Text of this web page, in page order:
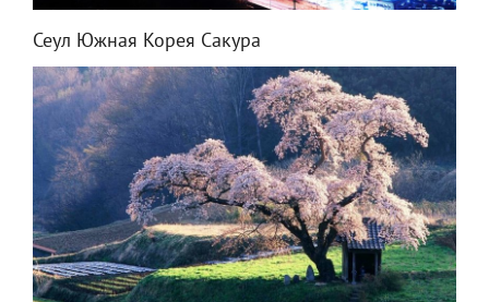
Сеул Южная Корея Сакура